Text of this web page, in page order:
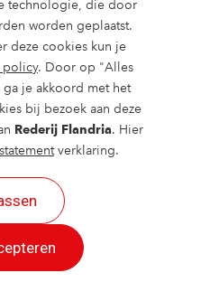
technologie, die door
worden geplaatst.
deze cookies kun je
policy. Door op "Alles
je akkoord met het
bij bezoek aan deze
Rederij Flandria. Hier
verklaring.
.
| Cookies aanpassen